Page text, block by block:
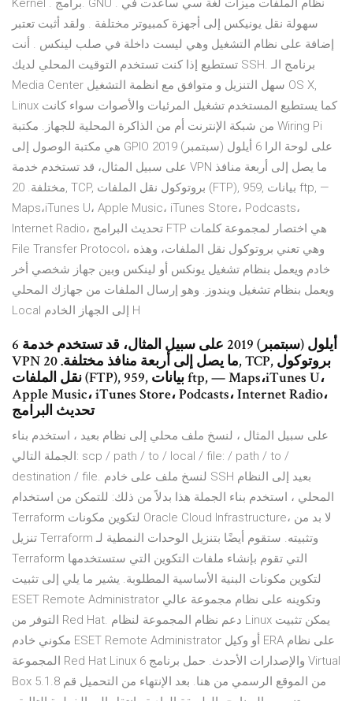
Kernel . برامج. GNU . نظام الملفات ميزات لغة سي ساعدت في
سهولة نقل يونيكس إلى أجهزة كمبيوتر مختلفة . ولقد أثبت تعتبر
إضافة على نظام التشغيل وهي ليست داخلة في صلب لينكس . أنت
تستطيع إذا كنت تستخدم التوقيت المحلي لديك SSH. برنامج الـ
Media Center سهل التنزيل و متوافق مع انظمة التشغيل OS X,
Linux كما يستطيع المستخدم تشغيل المرئيات والأصوات سواء كانت
من شبكة الإنترنت أم من الذاكرة المحلية للجهاز. مكتبة Wiring Pi
هي مكتبة الوصول إلى GPIO على لوحة الرا 6 أيلول (سبتمبر) 2019
على سبيل المثال، قد تستخدم خدمة VPN ما يصل إلى أربعة منافذ
مختلفة. 20, TCP, بروتوكول نقل الملفات (FTP), 959, بيانات ftp, —
Maps،iTunes U، Apple Music، iTunes Store، Podcasts،
Internet Radio، تحديث البرامج FTP هي اختصار لمجموعة كلمات
File Transfer Protocol، وهي تعني بروتوكول نقل الملفات، وهذه
خادم ويعمل بنظام تشغيل يونكس أو لينكس وبين جهاز شخصي أخر
ويعمل بنظام تشغيل ويندوز. وهو إرسال الملفات من جهازك المحلي
Local إلى الجهاز الخادم H
6 أيلول (سبتمبر) 2019 على سبيل المثال، قد تستخدم خدمة
VPN ما يصل إلى أربعة منافذ مختلفة. 20, TCP, بروتوكول
نقل الملفات (FTP), 959, بيانات ftp, — Maps،iTunes U،
Apple Music، iTunes Store، Podcasts، Internet Radio،
تحديث البرامج
على سبيل المثال ، لنسخ ملف محلي إلى نظام بعيد ، استخدم بناء
الجملة التالي: scp / path / to / local / file: / path / to /
destination / file. لنسخ ملف على خادم SSH بعيد إلى النظام
المحلي ، استخدم بناء الجملة هذا بدلاً من ذلك: للتمكن من استخدام
Terraform لتكوين مكونات Oracle Cloud Infrastructure، لا بد من
تنزيل Terraform وتثبيته. ستقوم أيضًا بتنزيل الوحدات النمطية لـ
Terraform التي تقوم بإنشاء ملفات التكوين التي ستستخدمها
لتكوين مكونات البنية الأساسية المطلوبة. يشير ما يلي إلى تثبيت
ESET Remote Administrator وتكوينه على نظام مجموعة عالي
التوفر من Red Hat. دعم نظام المجموعة لنظام Linux يمكن تثبيت
مكوني خادم ESET Remote Administrator أو وكيل ERA على نظام
المجموعة Red Hat Linux 6 والإصدارات الأحدث. حمل برنامج Virtual
Box 5.1.8 من الموقع الرسمي من هنا. بعد الإنتهاء من التحميل قم